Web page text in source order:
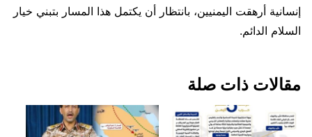
إنسانية أرهقت اليمنيين، بانتظار أن يكتمل هذا المسار بتبني خيار
السلام الدائم.
مقالات ذات صلة